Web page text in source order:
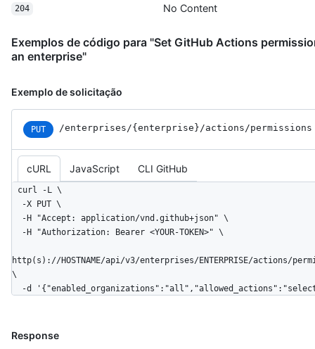
204 No Content
Exemplos de código para "Set GitHub Actions
an enterprise"
Exemplo de solicitação
PUT /enterprises /{enterprise} /actions /permissions
cURL JavaScript CLI GitHub
curl -L \
http(s)://HOSTNAME/api/v3/enterprises/ENTERPRISE/actions/
\
-d
Response